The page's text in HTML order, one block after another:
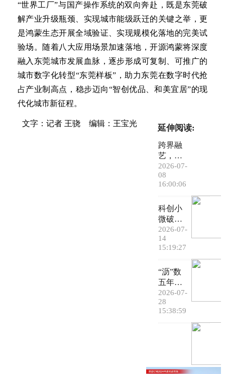
“世界工厂”与国产操作系统的双向奔赴，既是东莞破
解产业升级瓶颈、实现城市能级跃迁的关键之举，更
是鸿蒙生态开展全域验证、实现规模化落地的完美试
验场。随着八大应用场景加速落地，开源鸿蒙将深度
融入东莞城市发展血脉，逐步形成可复制、可推广的
城市数字化转型“东莞样板”，助力东莞在数字时代抢
占产业制高点，稳步迈向“智创优品、和美宜居”的现
代化城市新征程。
文字：记者 王骁 编辑：王宝光 延伸阅读:
跨界融
艺，破
局塑
人！何
赛飞、
等做客
东莞文
联分享
戏剧艺
术经验
2026-07-
08
16:00:06
科创小
微破局
高端传
动赛道
三丰传
术硬实
力铸就
行业新
标杆
2026-07-
14
15:19:27
“沥”数
五年蝶
变③丨
融湾强
镇破局
2026-07-
28
15:38:59